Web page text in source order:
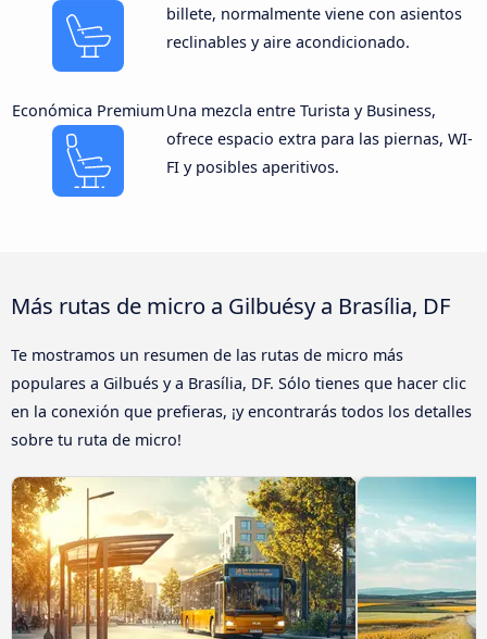
billete, normalmente viene con asientos
reclinables y aire acondicionado.
Económica PremiumUna mezcla entre Turista y Business,
ofrece espacio extra para las piernas, WI-
FI y posibles aperitivos.
Más rutas de micro a Gilbuésy a Brasília, DF
Te mostramos un resumen de las rutas de micro más
populares a Gilbués y a Brasília, DF. Sólo tienes que hacer clic
en la conexión que prefieras, ¡y encontrarás todos los detalles
sobre tu ruta de micro!